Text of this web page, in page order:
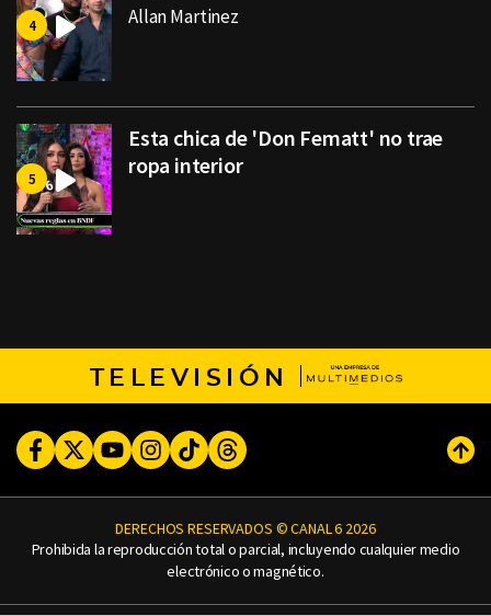
Allan Martinez
Esta chica de 'Don Fematt' no trae
ropa interior
TELEVISIÓN
FacebookTwitterYoutubeInstagram
TikTokThreads
DERECHOS RESERVADOS © CANAL 6 2026
Prohibida la reproducción total o parcial, incluyendo cualquier medio
electrónico o magnético.